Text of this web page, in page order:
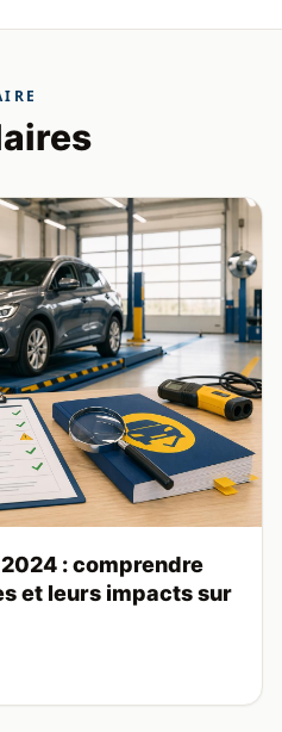
: comprendre
et leurs impacts sur